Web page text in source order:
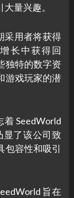
量兴趣。
采用者将获得
长中获得回
独特的数字资
游戏玩家的潜
SeedWorld
显了该公司致
包容性和吸引
旨在